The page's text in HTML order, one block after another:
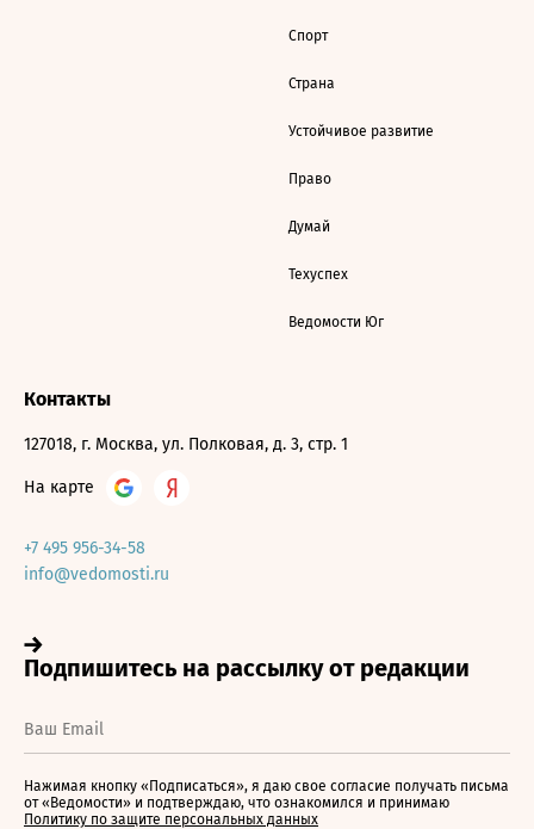
Спорт
Страна
Устойчивое развитие
Право
Думай
Техуспех
Ведомости Юг
Контакты
127018, г. Москва, ул. Полковая, д. 3, стр. 1
На карте
+7 495 956-34-58
info@vedomosti.ru
Нажимая кнопку «Подписаться», я даю свое согласие получать письма
от «Ведомости» и подтверждаю, что ознакомился и принимаю
Политику по защите персональных данных